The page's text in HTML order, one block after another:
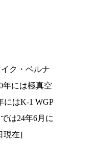
レッジ
ッ
ケッ
タ
ク・ベルナ
年には極真空
にはK-1 WGP
は24年6月に
現在]